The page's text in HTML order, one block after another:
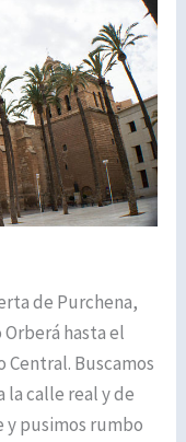
de Purchena,
hasta el
Central. Buscamos
la calle real y de
y pusimos rumbo